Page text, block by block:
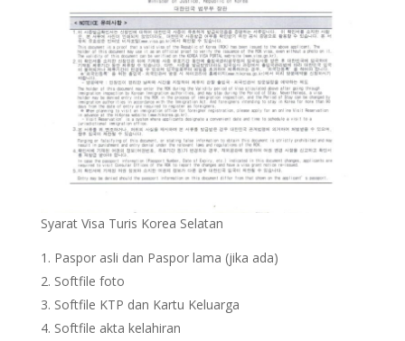
Syarat Visa Turis Korea Selatan
Paspor asli dan Paspor lama (jika ada)
Softfile foto
Softfile KTP dan Kartu Keluarga
Softfile akta kelahiran